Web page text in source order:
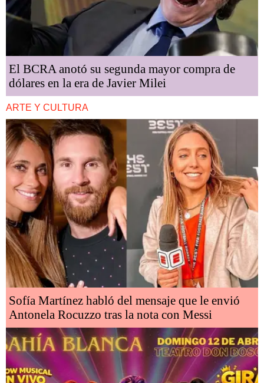
El BCRA anotó su segunda mayor compra de
dólares en la era de Javier Milei
ARTE Y CULTURA
Sofía Martínez habló del mensaje que le envió
Antonela Rocuzzo tras la nota con Messi